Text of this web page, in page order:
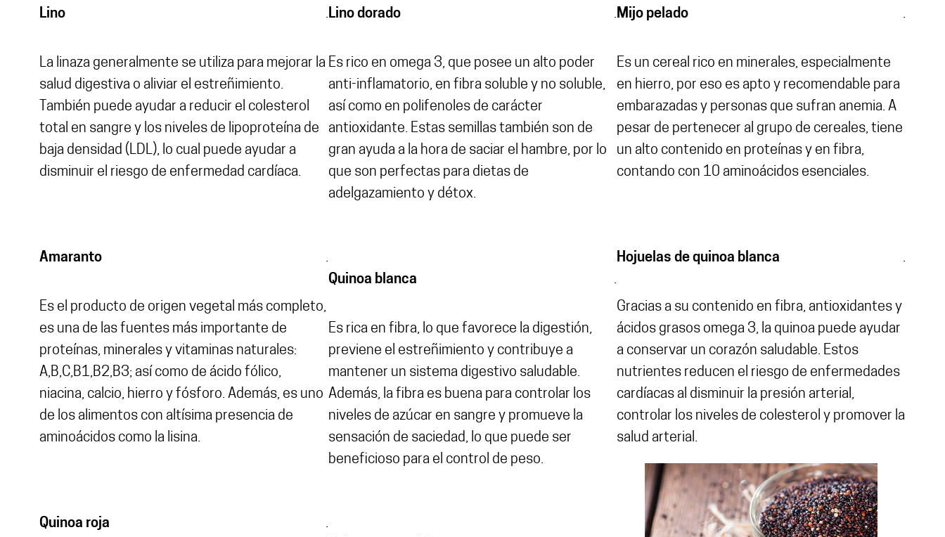
Lino .
La linaza generalmente se utiliza para mejorar la
salud digestiva o aliviar el estreñimiento.
También puede ayudar a reducir el colesterol
total en sangre y los niveles de lipoproteína de
baja densidad (LDL), lo cual puede ayudar a
disminuir el riesgo de enfermedad cardíaca.
Amaranto .
Es el producto de origen vegetal más completo,
es una de las fuentes más importante de
proteínas, minerales y vitaminas naturales:
A,B,C,B1,B2,B3; así como de ácido fólico,
niacina, calcio, hierro y fósforo. Además, es uno
de los alimentos con altísima presencia de
aminoácidos como la lisina.
Quinoa roja .
Lino dorado .
Es rico en omega 3, que posee un alto poder
anti-inflamatorio, en fibra soluble y no soluble,
así como en polifenoles de carácter
antioxidante. Estas semillas también son de
gran ayuda a la hora de saciar el hambre, por lo
que son perfectas para dietas de
adelgazamiento y détox.
Quinoa blanca .
Es rica en fibra, lo que favorece la digestión,
previene el estreñimiento y contribuye a
mantener un sistema digestivo saludable.
Además, la fibra es buena para controlar los
niveles de azúcar en sangre y promueve la
sensación de saciedad, lo que puede ser
beneficioso para el control de peso.
Mijo pelado .
Es un cereal rico en minerales, especialmente
en hierro, por eso es apto y recomendable para
embarazadas y personas que sufran anemia. A
pesar de pertenecer al grupo de cereales, tiene
un alto contenido en proteínas y en fibra,
contando con 10 aminoácidos esenciales.
Hojuelas de quinoa blanca .
Gracias a su contenido en fibra, antioxidantes y
ácidos grasos omega 3, la quinoa puede ayudar
a conservar un corazón saludable. Estos
nutrientes reducen el riesgo de enfermedades
cardíacas al disminuir la presión arterial,
controlar los niveles de colesterol y promover la
salud arterial.